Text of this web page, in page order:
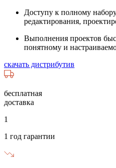
Доступу к полному
редактирования,
Выполнения проектов
понятному и
скачать дистрибутив
бесплатная
доставка
1
1 год гарантии